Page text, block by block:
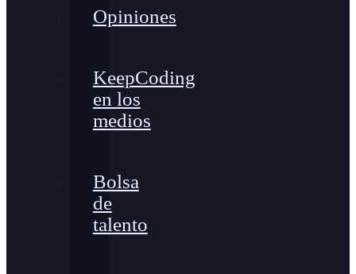
Opiniones
KeepCoding
en los
medios
Bolsa
de
talento